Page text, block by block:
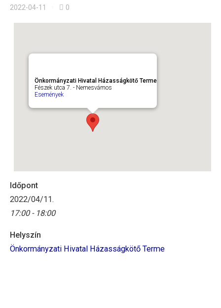
2022-04-11 0
Önkormányzati Hivatal Házasságkötő Terme
Fészek utca 7. - Nemesvámos
Események
Időpont
2022/04/11.
17:00 - 18:00
Helyszín
Önkormányzati Hivatal Házasságkötő Terme